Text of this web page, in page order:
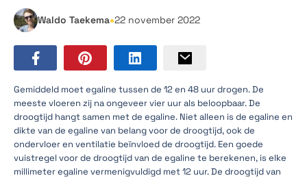
Waldo Taekema•22 november 2022
Gemiddeld moet egaline tussen de 12 en 48 uur drogen. De
meeste vloeren zij na ongeveer vier uur als beloopbaar. De
droogtijd hangt samen met de egaline. Niet alleen is de egaline en
dikte van de egaline van belang voor de droogtijd, ook de
ondervloer en ventilatie beïnvloed de droogtijd. Een goede
vuistregel voor de droogtijd van de egaline te berekenen, is elke
millimeter egaline vermenigvuldigd met 12 uur. De droogtijd van